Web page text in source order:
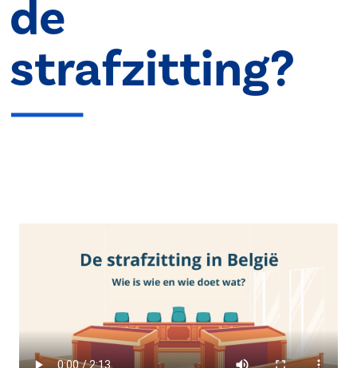
de
strafzitting?